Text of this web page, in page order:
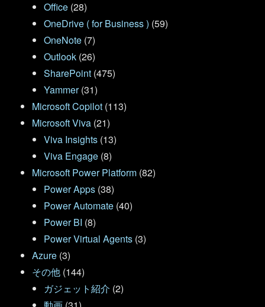
Office (28)
OneDrive ( for Business ) (59)
OneNote (7)
Outlook (26)
SharePoint (475)
Yammer(31)
Microsoft Copilot (113)
Microsoft Viva (21)
Viva Insights (13)
Viva Engage (8)
Microsoft Power Platform (82)
Power Apps (38)
Power Automate (40)
Power BI (8)
Power Virtual Agents (3)
Azure (3)
その他 (144)
ガジェット紹介 (2)